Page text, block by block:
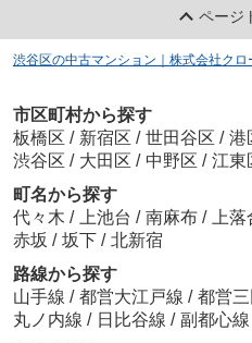
ページ
渋谷区の中古マンション｜株式会社クロ
市区町村から探す
板橋区 / 新宿区 / 世田谷区 / 港
渋谷区 / 大田区 / 中野区 / 江東
町名から探す
代々木 / 上池台 / 南麻布 / 上落
赤坂 / 坂下 / 北新宿
路線から探す
山手線 / 都営大江戸線 / 都営
丸ノ内線 / 日比谷線 / 副都心線